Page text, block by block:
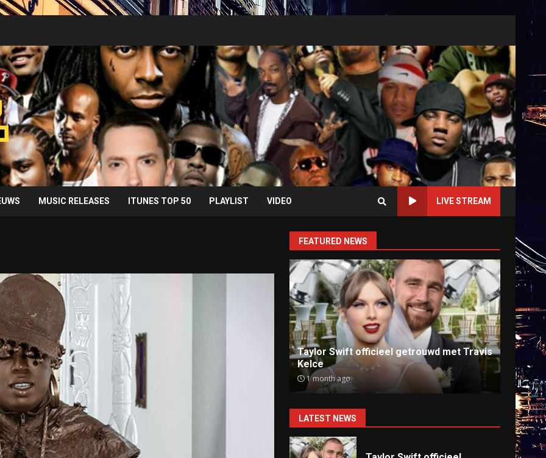
MUSIC RELEASES ITUNES TOP 50 PLAYLIST VIDEO LIVE STREAM
FEATURED NEWS
Taylor Swift officieel getrouwd met Travis
Kelce
1 month ago
Ray J klaagt Kim Kardashian aan om
sekstape
9 months ago
Anti-
9
LATEST NEWS